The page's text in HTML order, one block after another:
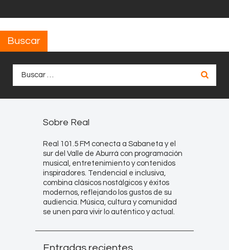
Buscar
Sobre Real
Real 101.5 FM conecta a Sabaneta y el
sur del Valle de Aburrá con programación
musical, entretenimiento y contenidos
inspiradores. Tendencial e inclusiva,
combina clásicos nostálgicos y éxitos
modernos, reflejando los gustos de su
audiencia. Música, cultura y comunidad
se unen para vivir lo auténtico y actual.